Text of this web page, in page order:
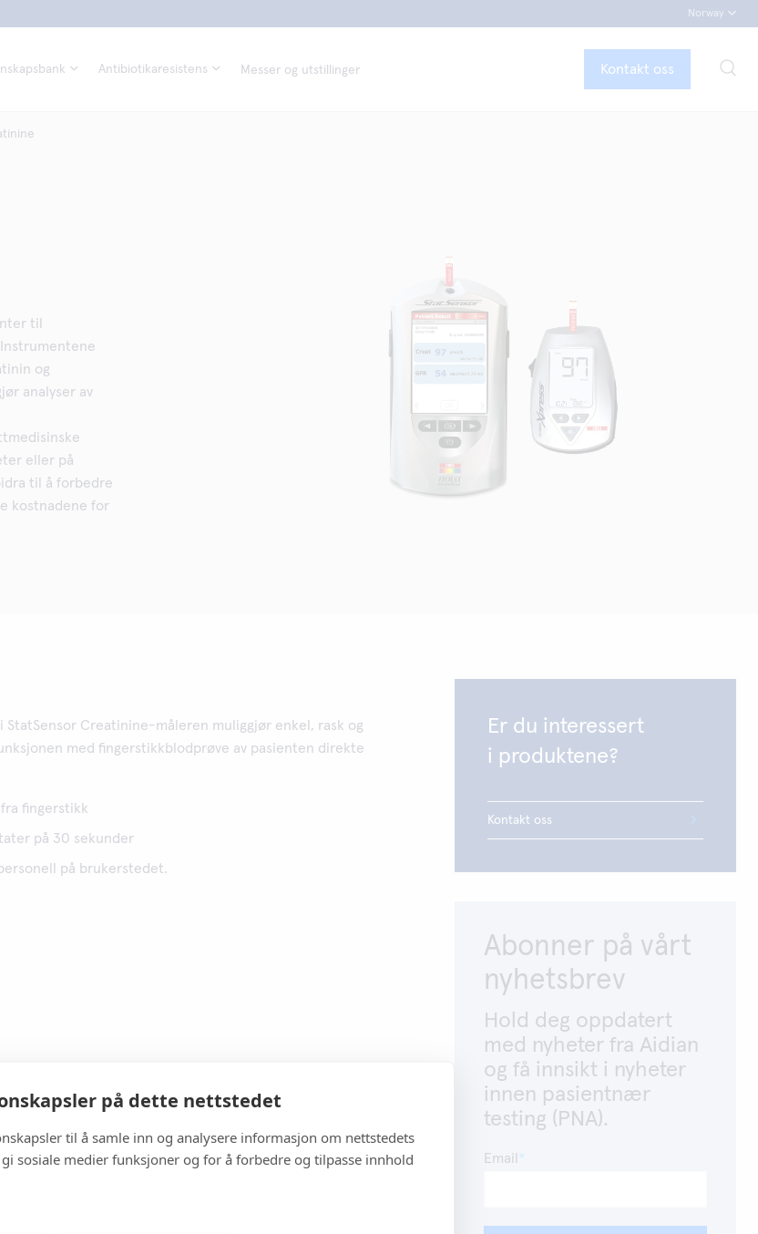
på dette nettstedet
til å samle inn og analysere informasjon om nettstedets
sosiale medier funksjoner og for å forbedre og tilpasse innhold
Norway
Antibiotikaresistens Messer og utstillinger Kontakt oss
til
og
analyser av
eller på
til å forbedre
kostnadene for
StatSensor Creatinine-måleren muliggjør enkel, rask og
med fingerstikkblodprøve av pasienten direkte
fingerstikk
på 30 sekunder
på brukerstedet.
Er du interessert
i produktene?
Kontakt oss
Abonner på vårt
nyhetsbrev
Hold deg oppdatert
med nyheter fra Aidian
og få innsikt i nyheter
innen pasientnær
testing (PNA).
Email